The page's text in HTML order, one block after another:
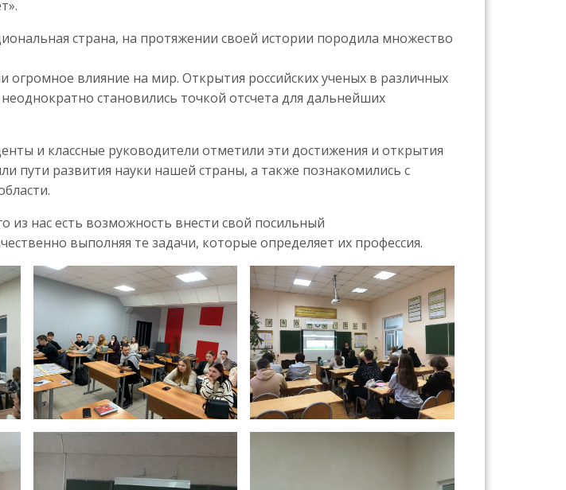
страна, на протяжении своей истории породила множество
огромное влияние на мир. Открытия российских ученых в различных
становились точкой отсчета для дальнейших
и классные руководители отметили эти достижения и открытия
пути развития науки нашей страны, а также познакомились с
из нас есть возможность внести свой посильный
выполняя те задачи, которые определяет их профессия.